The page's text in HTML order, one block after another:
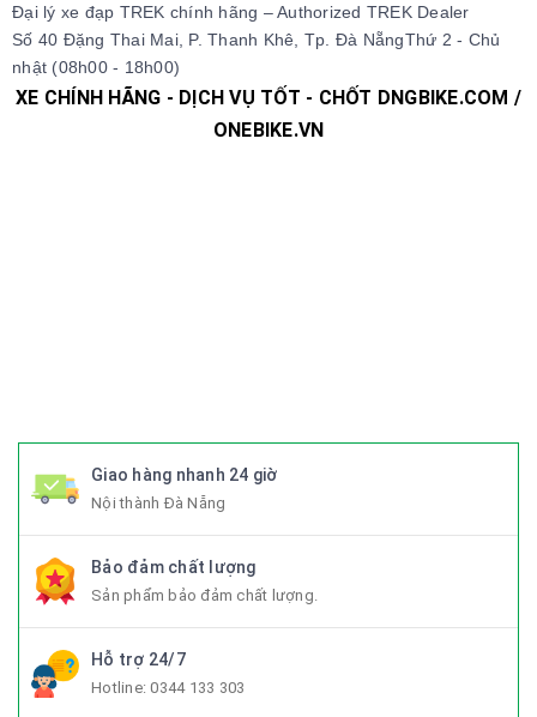
Đại lý xe đạp TREK chính hãng – Authorized TREK Dealer
Số 40 Đặng Thai Mai, P. Thanh Khê, Tp. Đà NẵngThứ 2 - Chủ
nhật (08h00 - 18h00)
XE CHÍNH HÃNG - DỊCH VỤ TỐT - CHỐT DNGBIKE.COM /
ONEBIKE.VN
Giao hàng nhanh 24 giờ
Nội thành Đà Nẵng
Bảo đảm chất lượng
Sản phẩm bảo đảm chất lượng.
Hỗ trợ 24/7
Hotline:0344 133 303